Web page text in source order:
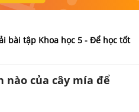
bài tập Khoa học 5 - Để học tốt
nào của cây mía để